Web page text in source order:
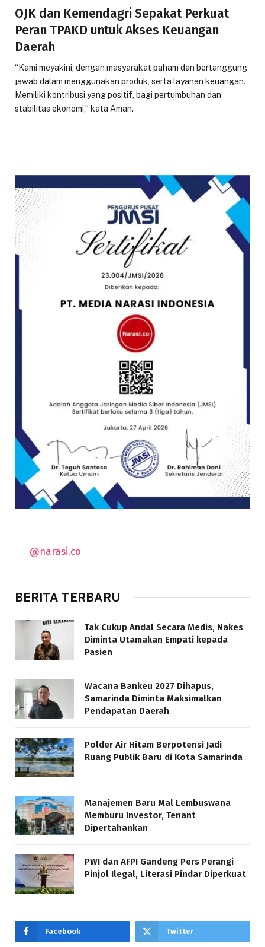
OJK dan Kemendagri Sepakat Perkuat
Peran TPAKD untuk Akses Keuangan
Daerah
“Kami meyakini, dengan masyarakat paham dan bertanggung
jawab dalam menggunakan produk, serta layanan keuangan.
Memiliki kontribusi yang positif, bagi pertumbuhan dan
stabilitas ekonomi,” kata Aman.
@narasi.co
BERITA TERBARU
Tak Cukup Andal Secara Medis, Nakes
Diminta Utamakan Empati kepada
Pasien
Wacana Bankeu 2027 Dihapus,
Samarinda Diminta Maksimalkan
Pendapatan Daerah
Polder Air Hitam Berpotensi Jadi
Ruang Publik Baru di Kota Samarinda
Manajemen Baru Mal Lembuswana
Memburu Investor, Tenant
Dipertahankan
PWI dan AFPI Gandeng Pers Perangi
Pinjol Ilegal, Literasi Pindar Diperkuat
Facebook Twitter